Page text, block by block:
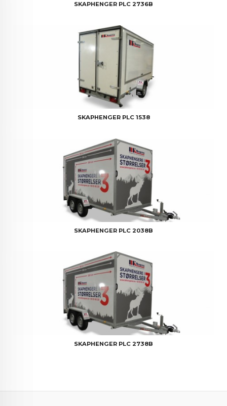
SKAPHENGER PLC 2736B
SKAPHENGER PLC 1538
SKAPHENGER PLC 2038B
SKAPHENGER PLC 2738B